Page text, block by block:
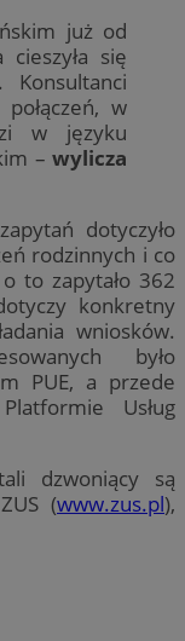
już od
się
Konsultanci
w
w języku
– wylicza
dotyczyło
rodzinnych i co
to zapytało 362
konkretny
wniosków.
było
PUE, a przede
Usług
dzwoniący są
(www.zus.pl),